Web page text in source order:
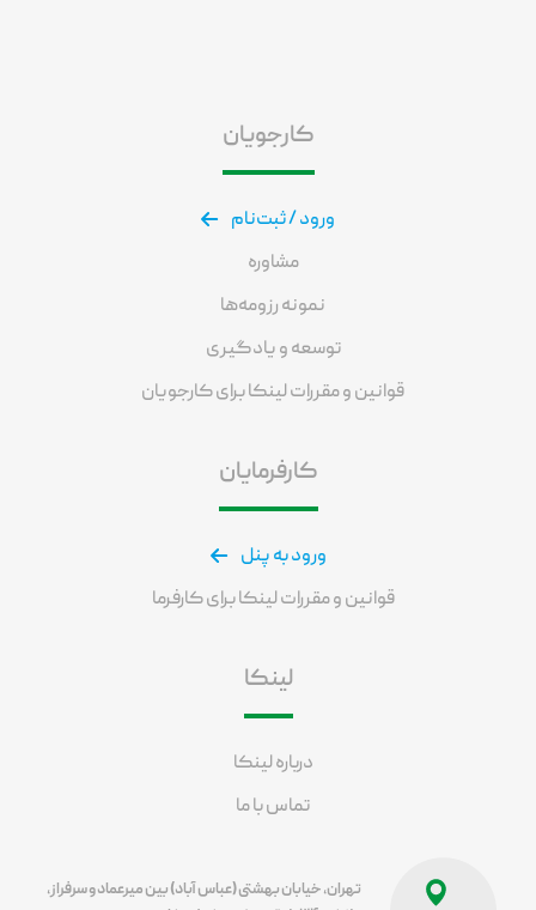
کارجویان
ورود / ثبت‌نام
مشاوره
نمونه رزومه‌ها
توسعه و یادگیری
قوانین و مقررات لینکا برای کارجویان
کارفرمایان
ورود به پنل
قوانین و مقررات لینکا برای کارفرما
لینکا
درباره لینکا
تماس با ما
تهران، خیابان بهشتی (عباس آباد) بین میرعماد و سرفراز،